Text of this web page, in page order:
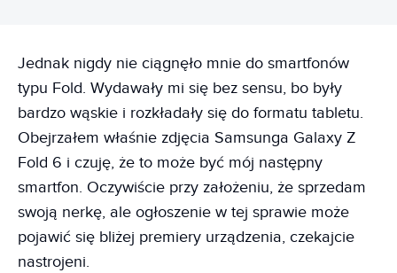
Jednak nigdy nie ciągnęło mnie do smartfonów
typu Fold. Wydawały mi się bez sensu, bo były
bardzo wąskie i rozkładały się do formatu tabletu.
Obejrzałem właśnie zdjęcia Samsunga Galaxy Z
Fold 6 i czuję, że to może być mój następny
smartfon. Oczywiście przy założeniu, że sprzedam
swoją nerkę, ale ogłoszenie w tej sprawie może
pojawić się bliżej premiery urządzenia, czekajcie
nastrojeni.